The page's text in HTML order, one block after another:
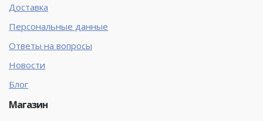
Доставка
Персональные данные
Ответы на вопросы
Новости
Блог
Магазин